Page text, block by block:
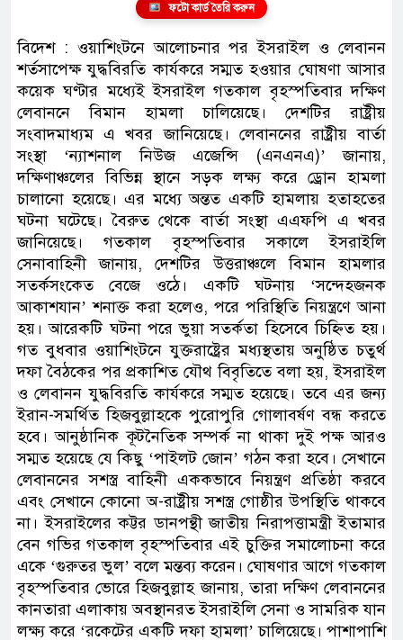
ফটো কার্ড তৈরি করুন
বিদেশ : ওয়াশিংটনে আলোচনার পর ইসরাইল ও লেবানন
শর্তসাপেক্ষ যুদ্ধবিরতি কার্যকরে সম্মত হওয়ার ঘোষণা আসার
কয়েক ঘণ্টার মধ্যেই ইসরাইল গতকাল বৃহস্পতিবার দক্ষিণ
লেবাননে বিমান হামলা চালিয়েছে। দেশটির রাষ্ট্রীয়
সংবাদমাধ্যম এ খবর জানিয়েছে। লেবাননের রাষ্ট্রীয় বার্তা
সংস্থা ‘ন্যাশনাল নিউজ এজেন্সি (এনএনএ)’ জানায়,
দক্ষিণাঞ্চলের বিভিন্ন স্থানে সড়ক লক্ষ্য করে ড্রোন হামলা
চালানো হয়েছে। এর মধ্যে অন্তত একটি হামলায় হতাহতের
ঘটনা ঘটেছে। বৈরুত থেকে বার্তা সংস্থা এএফপি এ খবর
জানিয়েছে। গতকাল বৃহস্পতিবার সকালে ইসরাইলি
সেনাবাহিনী জানায়, দেশটির উত্তরাঞ্চলে বিমান হামলার
সতর্কসংকেত বেজে ওঠে। একটি ঘটনায় ‘সন্দেহজনক
আকাশযান’ শনাক্ত করা হলেও, পরে পরিস্থিতি নিয়ন্ত্রণে আনা
হয়। আরেকটি ঘটনা পরে ভুয়া সতর্কতা হিসেবে চিহ্নিত হয়।
গত বুধবার ওয়াশিংটনে যুক্তরাষ্ট্রের মধ্যস্থতায় অনুষ্ঠিত চতুর্থ
দফা বৈঠকের পর প্রকাশিত যৌথ বিবৃতিতে বলা হয়, ইসরাইল
ও লেবানন যুদ্ধবিরতি কার্যকরে সম্মত হয়েছে। তবে এর জন্য
ইরান-সমর্থিত হিজবুল্লাহকে পুরোপুরি গোলাবর্ষণ বন্ধ করতে
হবে। আনুষ্ঠানিক কূটনৈতিক সম্পর্ক না থাকা দুই পক্ষ আরও
সম্মত হয়েছে যে কিছু ‘পাইলট জোন’ গঠন করা হবে। সেখানে
লেবাননের সশস্ত্র বাহিনী এককভাবে নিয়ন্ত্রণ প্রতিষ্ঠা করবে
এবং সেখানে কোনো অ-রাষ্ট্রীয় সশস্ত্র গোষ্ঠীর উপস্থিতি থাকবে
না। ইসরাইলের কট্টর ডানপন্থী জাতীয় নিরাপত্তামন্ত্রী ইতামার
বেন গভির গতকাল বৃহস্পতিবার এই চুক্তির সমালোচনা করে
একে ‘গুরুতর ভুল’ বলে মন্তব্য করেন। ঘোষণার আগে গতকাল
বৃহস্পতিবার ভোরে হিজবুল্লাহ জানায়, তারা দক্ষিণ লেবাননের
কানতারা এলাকায় অবস্থানরত ইসরাইলি সেনা ও সামরিক যান
লক্ষ্য করে ‘রকেটের একটি দফা হামলা’ চালিয়েছে। পাশাপাশি